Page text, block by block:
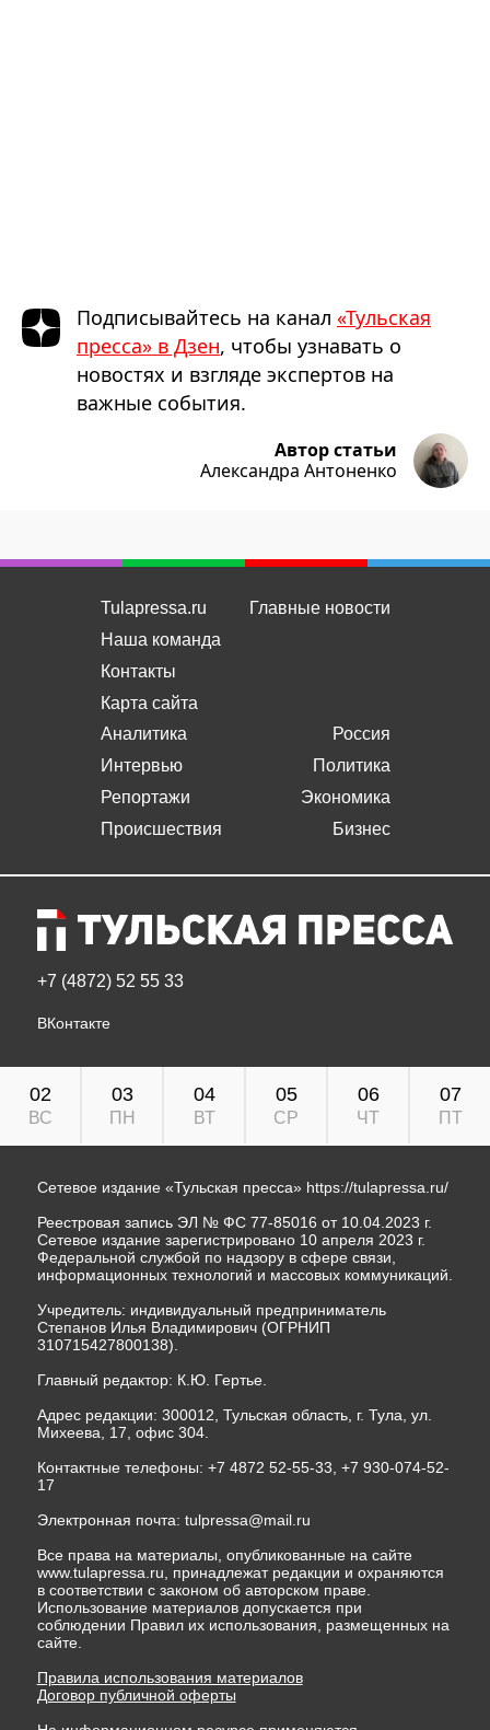
Подписывайтесь на канал «Тульская
пресса» в Дзен, чтобы узнавать о
новостях и взгляде экспертов на
важные события.
Автор статьи
Александра Антоненко
Tulapressa.ru
Наша команда
Контакты
Карта сайта
Главные новости
Аналитика
Интервью
Репортажи
Происшествия
Россия
Политика
Экономика
Бизнес
+7 (4872) 52 55 33
ВКонтакте
02
ВС
03
ПН
04
ВТ
05
СР
06
ЧТ
07
ПТ
Сетевое издание «Тульская пресса» https://tulapressa.ru/
Реестровая запись ЭЛ № ФС 77-85016 от 10.04.2023 г.
Сетевое издание зарегистрировано 10 апреля 2023 г.
Федеральной службой по надзору в сфере связи,
информационных технологий и массовых коммуникаций.
Учредитель: индивидуальный предприниматель
Степанов Илья Владимирович (ОГРНИП
310715427800138).
Главный редактор: К.Ю. Гертье.
Адрес редакции: 300012, Тульская область, г. Тула, ул.
Михеева, 17, офис 304.
Контактные телефоны: +7 4872 52-55-33, +7 930-074-52-
17
Электронная почта: tulpressa@mail.ru
Все права на материалы, опубликованные на сайте
www.tulapressa.ru, принадлежат редакции и охраняются
в соответствии с законом об авторском праве.
Использование материалов допускается при
соблюдении Правил их использования, размещенных на
сайте.
Правила использования материалов
Договор публичной оферты